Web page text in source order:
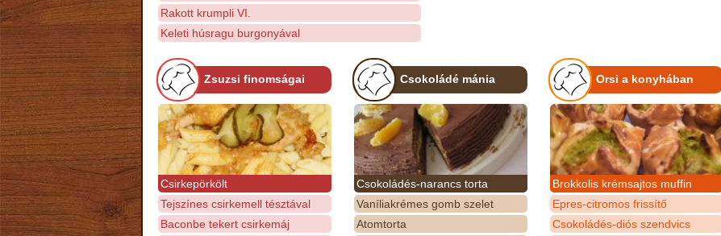
Rakott krumpli VI.
Keleti húsragu burgonyával
Zsuzsi finomságai
Csirkepörkölt
Tejszínes csirkemell tésztával
Baconbe tekert csirkemáj
Csokoládé mánia
Csokoládés-narancs torta
Vaníliakrémes gomb szelet
Atomtorta
Orsi a konyhában
Brokkolis krémsajtos muffin
Epres-citromos frissítő
Csokoládés-diós szendvics